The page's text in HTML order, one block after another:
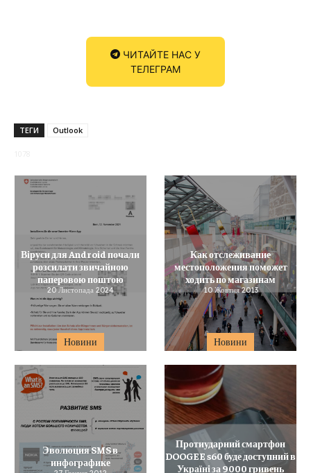
ЧИТАЙТЕ НАС У
ТЕЛЕГРАМ
ТЕГИ Outlook
Новини
Віруси для Android почали
розсилати звичайною
паперовою поштою
20 Листопада 2024
Новини
Как отслеживание
местоположения поможет
ходить по магазинам
10 Жовтня 2013
Эволюция SMS в
инфографике
Протиударний смартфон
DOOGEE s60 буде доступний в
Україні за 9000 гривень